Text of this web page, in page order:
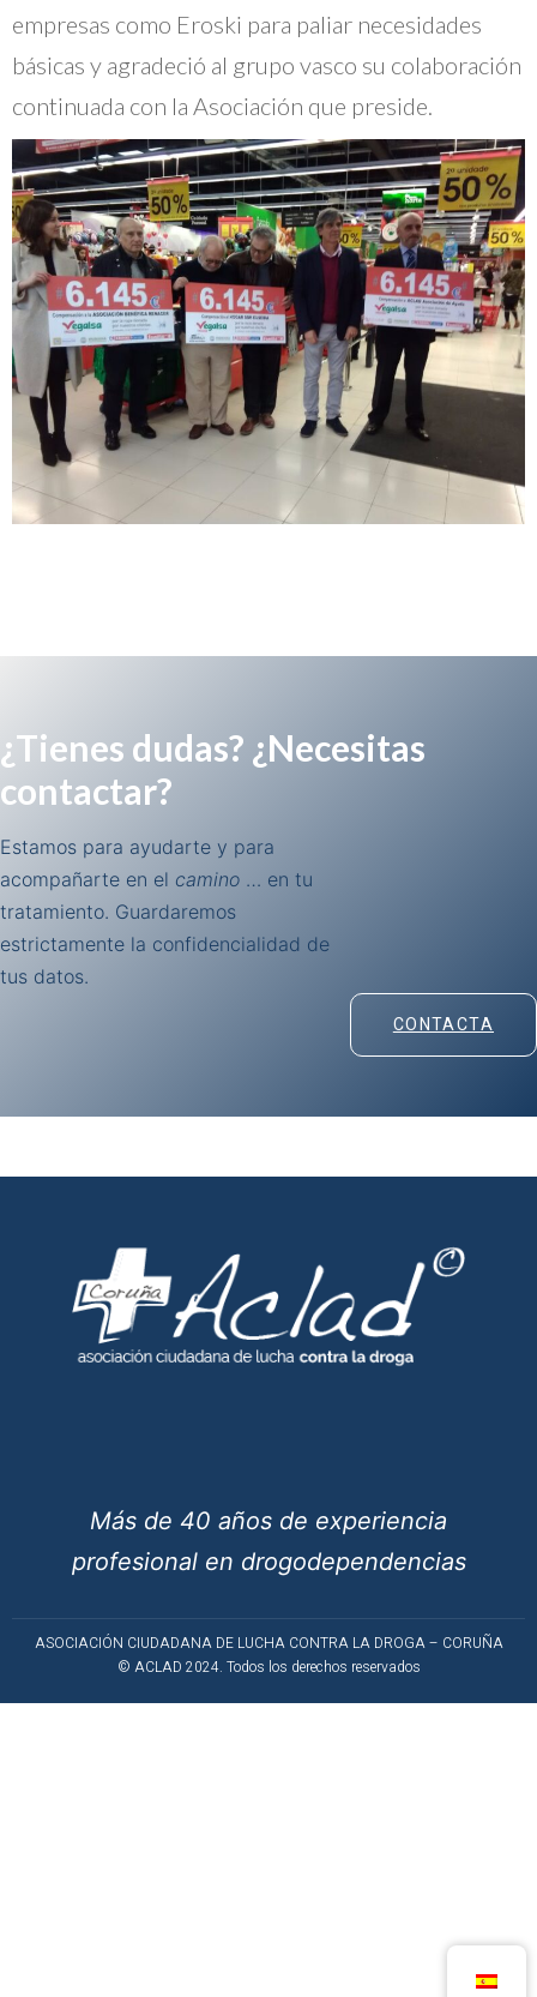
empresas como Eroski para paliar necesidades
básicas y agradeció al grupo vasco su colaboración
continuada con la Asociación que preside.
¿Tienes dudas? ¿Necesitas
contactar?
Estamos para ayudarte y para
acompañarte en el camino … en tu
tratamiento. Guardaremos
estrictamente la confidencialidad de
tus datos.
CONTACTA
Más de 40 años de experiencia
profesional en drogodependencias
ASOCIACIÓN CIUDADANA DE LUCHA CONTRA LA DROGA – CORUÑA
© ACLAD 2024. Todos los derechos reservados